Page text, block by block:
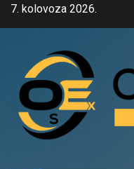
Skip7. kolovoza 2026.